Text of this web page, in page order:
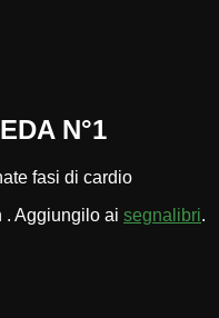
N°1
fasi di cardio
. Aggiungilo ai segnalibri.